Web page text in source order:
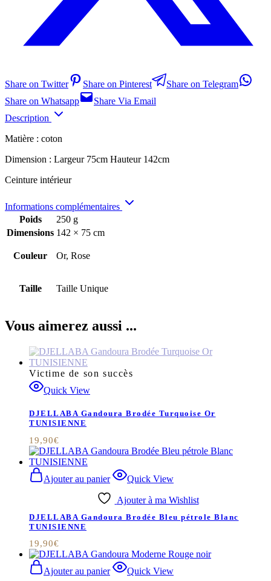
Share on Twitter Share on Pinterest
Share on Telegram
Share on Whatsapp
Share Via Email
Description
Matière : coton
Dimension : Largeur 75cm Hauteur 142cm
Ceinture intérieur
Informations complémentaires
Poids
250 g
Dimensions 142 × 75 cm
Couleur Or, Rose
Taille Taille Unique
Vous aimerez aussi ...
Victime de son succès
Quick View
DJELLABA Gandoura Brodée Turquoise Or
TUNISIENNE
19,90€
Ajouter au panier Quick View
Ajouter à ma Wishlist
DJELLABA Gandoura Brodée Bleu pétrole Blanc
TUNISIENNE
19,90€
Ajouter au panier Quick View